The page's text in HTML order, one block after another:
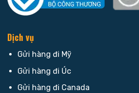
Dịch vụ
Gửi hàng đi Mỹ
Gửi hàng đi Úc
Gửi hàng đi Canada